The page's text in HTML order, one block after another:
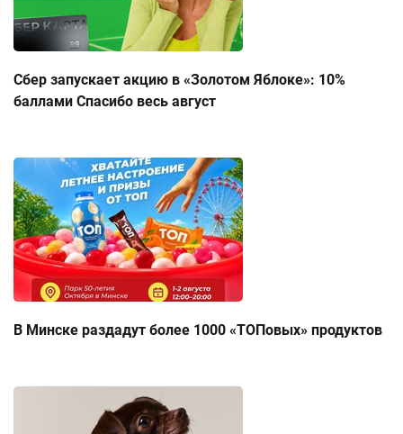
Сбер запускает акцию в «Золотом Яблоке»: 10%
баллами Спасибо весь август
В Минске раздадут более 1000 «ТОПовых» продуктов